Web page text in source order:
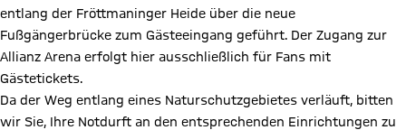
entlang der Fröttmaninger Heide über die neue
Fußgängerbrücke zum Gästeeingang geführt. Der Zugang zur
Allianz Arena erfolgt hier ausschließlich für Fans mit
Gästetickets.
Da der Weg entlang eines Naturschutzgebietes verläuft, bitten
wir Sie, Ihre Notdurft an den entsprechenden Einrichtungen zu